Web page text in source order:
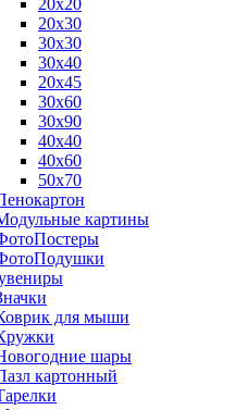
20х30
30х30
30х40
20х45
30х60
30х90
40х40
40х60
50х70
картины
для мыши
шары
картонный